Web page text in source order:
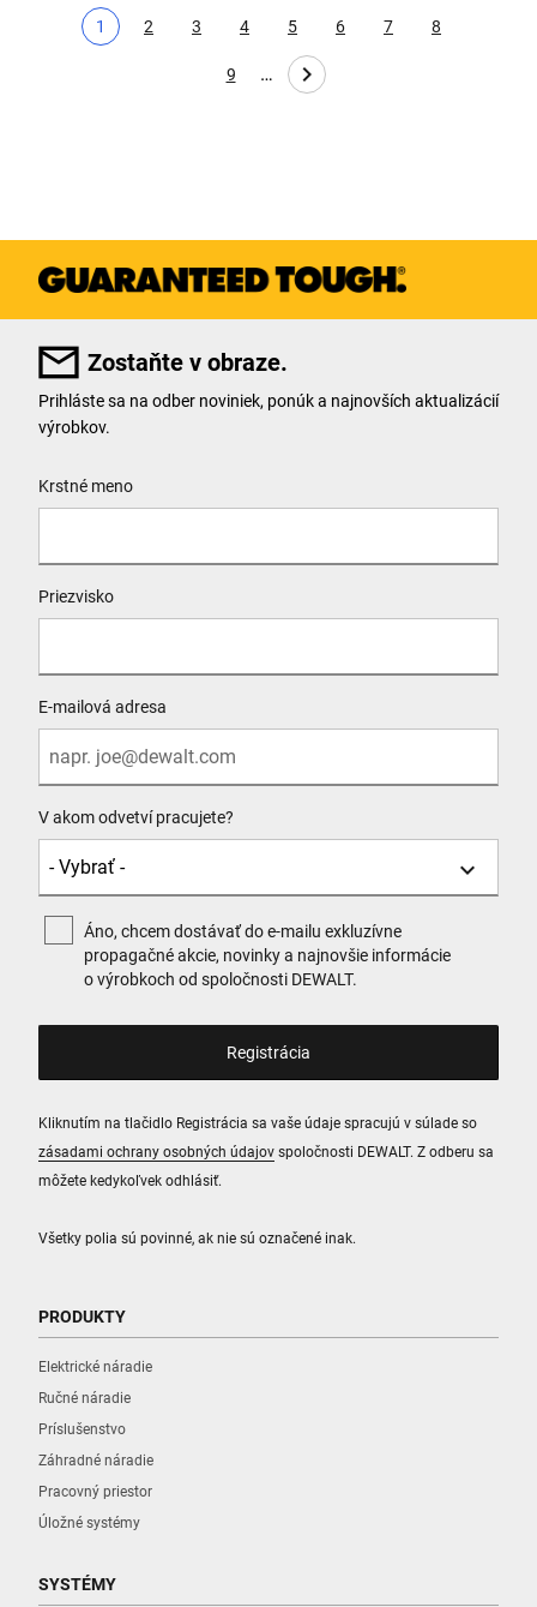
Aktuálna strana
1
Page
2
Page
3
Page
4
Page
5
Page
6
Page
7
Page
8
Page
9 …
Zostaňte v obraze.
Všetky polia sú povinné, ak nie sú označené inak.
Prihláste sa na odber noviniek, ponúk a najnovších aktualizácií
výrobkov.
Krstné meno
Priezvisko
E-mailová adresa
V akom odvetví pracujete?
Áno, chcem dostávať do e-mailu exkluzívne
propagačné akcie, novinky a najnovšie informácie
o výrobkoch od spoločnosti DEWALT.
Kliknutím na tlačidlo Registrácia sa vaše údaje spracujú v súlade so
zásadami ochrany osobných údajov spoločnosti DEWALT. Z odberu sa
môžete kedykoľvek odhlásiť.
PRODUKTY
Elektrické náradie
Ručné náradie
Príslušenstvo
Záhradné náradie
Pracovný priestor
Úložné systémy
SYSTÉMY